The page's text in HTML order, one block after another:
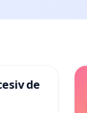
de